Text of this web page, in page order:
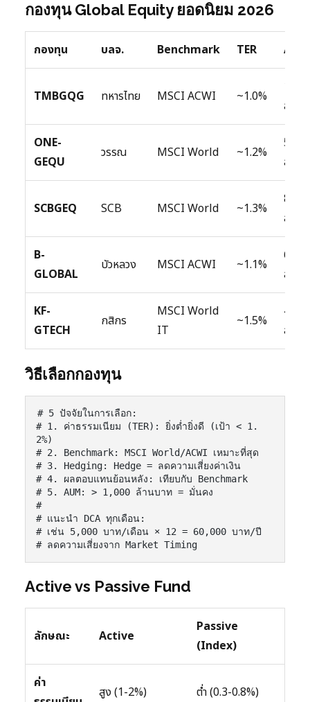
กองทุน Global Equity ยอดนิยม 2026
กองทุน บลจ. Benchmark TER AUM
TMBGQG ทหารไทย MSCI ACWI ~1.0%
ล้าน
ONE-
GEQU
วรรณ MSCI World ~1.2%
ล้าน
SCBGEQ SCB MSCI World ~1.3%
ล้าน
B-
GLOBAL
บัวหลวง MSCI ACWI ~1.1%
ล้าน
KF-
GTECH
กสิกร
MSCI World
IT
~1.5%
ล้าน
วิธีเลือกกองทุน
# 5 ปัจจัยในการเลือก:
# 1. ค่าธรรมเนียม (TER): ยิ่งต่ำยิ่งดี (เป้า < 1.
2%)
# 2. Benchmark: MSCI World/ACWI เหมาะที่สุด
# 3. Hedging: Hedge = ลดความเสี่ยงค่าเงิน
# 4. ผลตอบแทนย้อนหลัง: เทียบกับ Benchmark
# 5. AUM: > 1,000 ล้านบาท = มั่นคง
#
# แนะนำ DCA ทุกเดือน:
# เช่น 5,000 บาท/เดือน × 12 = 60,000 บาท/ปี
# ลดความเสี่ยงจาก Market Timing
Active vs Passive Fund
ลักษณะ Active
Passive
(Index)
ค่า
สูง (1-2%) ต่ำ (0.3-0.8%)